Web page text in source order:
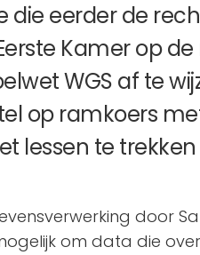
die eerder de
Kamer op
WGS af te
op ramkoers
lessen te
door
om data die